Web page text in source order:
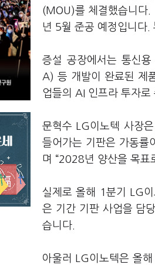
(MOU)를 체결했습니다.
년 5월 준공 예정입니다
증설 공장에서는 통신용
A) 등 개발이 완료된 제
업들의 AI 인프라 투자로
문혁수 LG이노텍 사장
들어가는 기판은 가동률
며 “2028년 양산을 목표
실제로 올해 1분기 LG
은 기간 기판 사업을 담
습니다.
아울러 LG이노텍은 올